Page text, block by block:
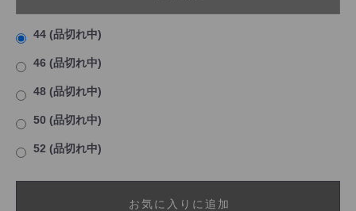
44 (品切れ中)
46 (品切れ中)
48 (品切れ中)
50 (品切れ中)
52 (品切れ中)
お気に入りに追加